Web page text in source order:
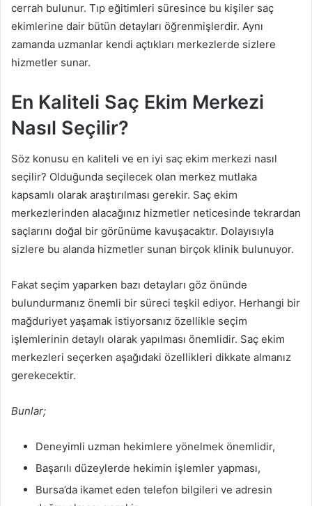
cerrah bulunur. Tıp eğitimleri süresince bu kişiler saç
ekimlerine dair bütün detayları öğrenmişlerdir. Aynı
zamanda uzmanlar kendi açtıkları merkezlerde sizlere
hizmetler sunar.
En Kaliteli Saç Ekim Merkezi
Nasıl Seçilir?
Söz konusu en kaliteli ve en iyi saç ekim merkezi nasıl
seçilir? Olduğunda seçilecek olan merkez mutlaka
kapsamlı olarak araştırılması gerekir. Saç ekim
merkezlerinden alacağınız hizmetler neticesinde tekrardan
saçlarını doğal bir görünüme kavuşacaktır. Dolayısıyla
sizlere bu alanda hizmetler sunan birçok klinik bulunuyor.
Fakat seçim yaparken bazı detayları göz önünde
bulundurmanız önemli bir süreci teşkil ediyor. Herhangi bir
mağduriyet yaşamak istiyorsanız özellikle seçim
işlemlerinin detaylı olarak yapılması önemlidir. Saç ekim
merkezleri seçerken aşağıdaki özellikleri dikkate almanız
gerekecektir.
Bunlar;
Deneyimli uzman hekimlere yönelmek önemlidir,
Başarılı düzeylerde hekimin işlemler yapması,
Bursa’da ikamet eden telefon bilgileri ve adresin